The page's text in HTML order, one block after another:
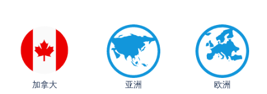
加拿大 亚洲 欧洲